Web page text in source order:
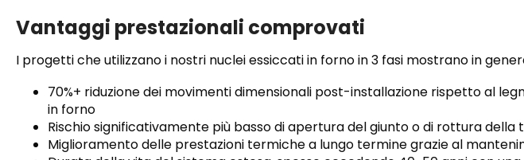
Vantaggi prestazionali comprovati
I progetti che utilizzano i nostri nuclei essiccati in forno in 3 fasi mostrano in
70%+ riduzione dei movimenti dimensionali post-installazione rispetto al
in forno
Rischio significativamente più basso di apertura del giunto o di rottura della
Miglioramento delle prestazioni termiche a lungo termine grazie al